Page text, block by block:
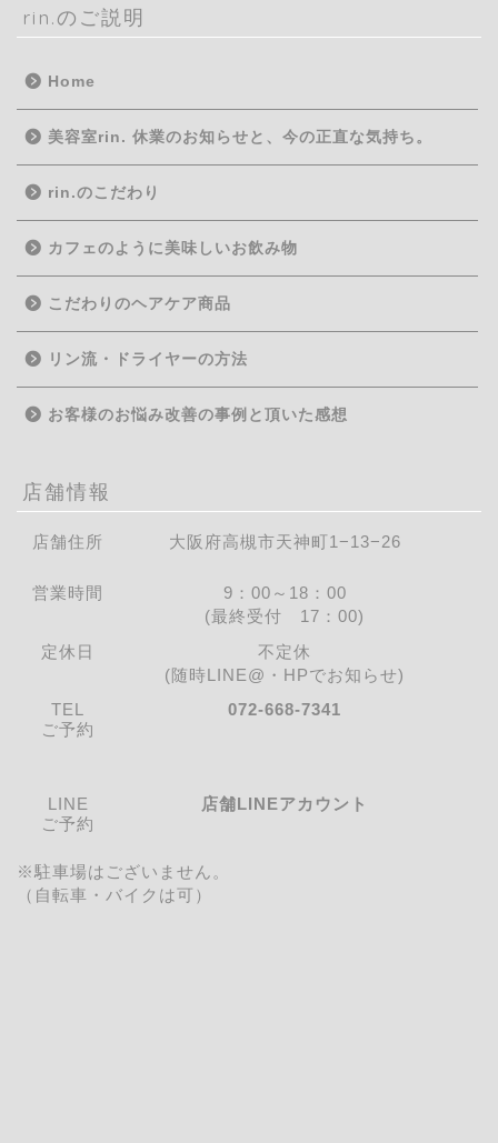
rin.のご説明
Home
美容室rin. 休業のお知らせと、今の正直な気持ち。
rin.のこだわり
カフェのように美味しいお飲み物
こだわりのヘアケア商品
リン流・ドライヤーの方法
お客様のお悩み改善の事例と頂いた感想
店舗情報
店舗住所 大阪府高槻市天神町1−13−26
営業時間
9：00～18：00
(最終受付 17：00)
定休日
不定休
(随時LINE@・HPでお知らせ)
TEL
ご予約
072-668-7341
LINE
ご予約
店舗LINEアカウント
※駐車場はございません。
（自転車・バイクは可）